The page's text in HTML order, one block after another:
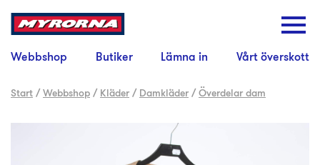
Webbshop Butiker Lämna in Vårt överskott
Start /Webbshop / Kläder / Damkläder /Överdelar dam